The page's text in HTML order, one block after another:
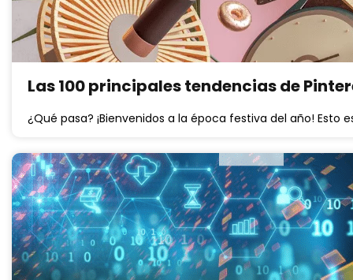
Las 100 principales tendencias de
¿Qué pasa? ¡Bienvenidos a la época festiva del año! Esto